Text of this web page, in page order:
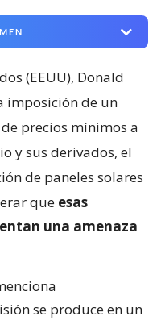
(EEUU), Donald
imposición de un
precios mínimos a
y sus derivados, el
de paneles solares
que esas
una amenaza
se produce en un